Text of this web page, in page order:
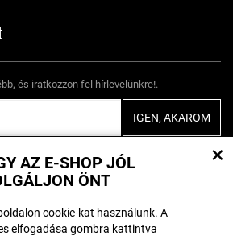
AZ E-SHOP JÓL
ÖNT
cookie-kat használunk. A
elfogadása gombra kattintva
×
és iratkozzon fel hírlevelünkre!.